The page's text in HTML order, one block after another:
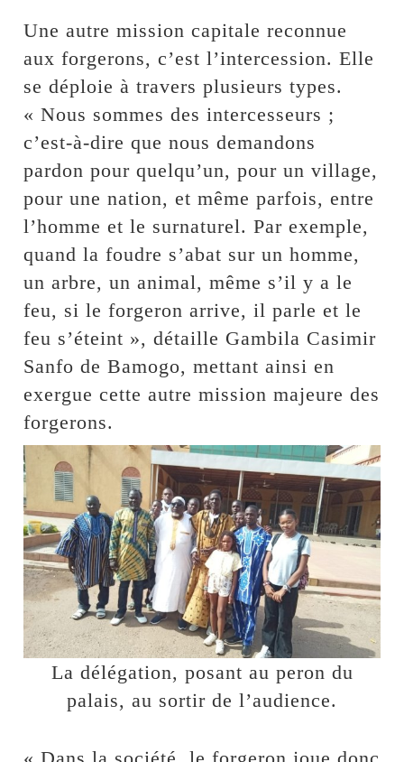
Une autre mission capitale reconnue
aux forgerons, c’est l’intercession. Elle
se déploie à travers plusieurs types.
« Nous sommes des intercesseurs ;
c’est-à-dire que nous demandons
pardon pour quelqu’un, pour un village,
pour une nation, et même parfois, entre
l’homme et le surnaturel. Par exemple,
quand la foudre s’abat sur un homme,
un arbre, un animal, même s’il y a le
feu, si le forgeron arrive, il parle et le
feu s’éteint », détaille Gambila Casimir
Sanfo de Bamogo, mettant ainsi en
exergue cette autre mission majeure des
forgerons.
La délégation, posant au peron du
palais, au sortir de l’audience.